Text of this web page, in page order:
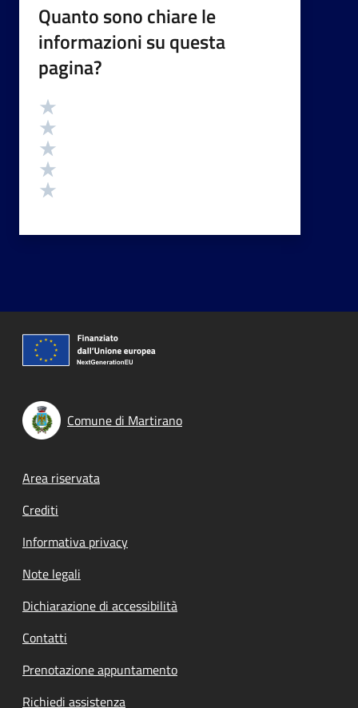
Quanto sono chiare le
informazioni su questa
pagina?
Valutazione
Comune di Martirano
Footer menu
Area riservata
Crediti
Informativa privacy
Note legali
Dichiarazione di accessibilità
Contatti
Prenotazione appuntamento
Richiedi assistenza